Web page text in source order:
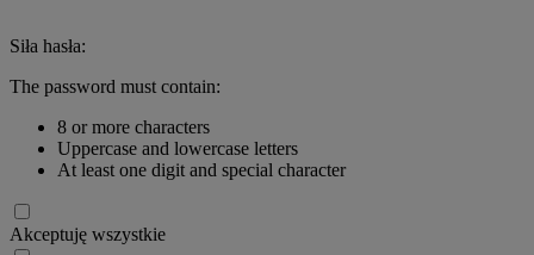
Siła hasła:
The password must contain:
8 or more characters
Uppercase and lowercase letters
At least one digit and special character
Akceptuję wszystkie